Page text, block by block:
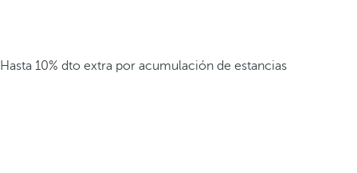
Hasta 10% dto extra por acumulación de estancias